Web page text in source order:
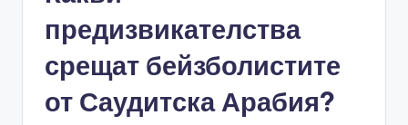
предизвикателства
срещат бейзболистите
от Саудитска Арабия?